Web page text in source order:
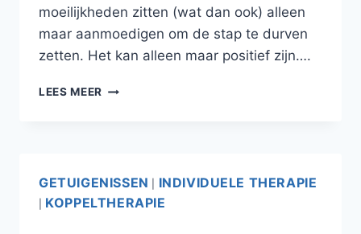
moeilijkheden zitten (wat dan ook) alleen
maar aanmoedigen om de stap te durven
zetten. Het kan alleen maar positief zijn….
LEES MEER
GETUIGENISSEN INDIVIDUELE THERAPIE
KOPPELTHERAPIE